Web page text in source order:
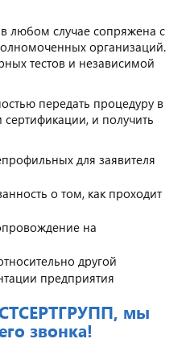
любом случае сопряжена с
организаций.
тестов и независимой
передать процедуру в
сертификации, и получить
для заявителя
о том, как проходит
на
другой
предприятия
мы
звонка!